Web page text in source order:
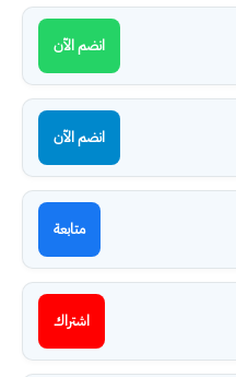
انضم الآن
انضم الآن
متابعة
اشتراك